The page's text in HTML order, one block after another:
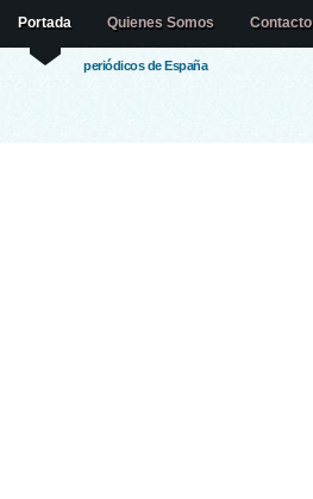
periódicos de España
Portada Quienes Somos Contacto